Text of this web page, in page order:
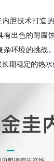
胆技术打造
出色的耐腐
环境的挑战
期稳定的热水